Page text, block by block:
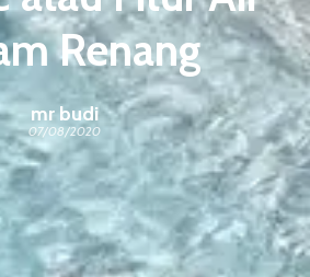
Renang
mr budi
07/08/2020